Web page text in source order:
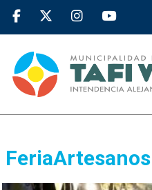
FeriaArtesanos